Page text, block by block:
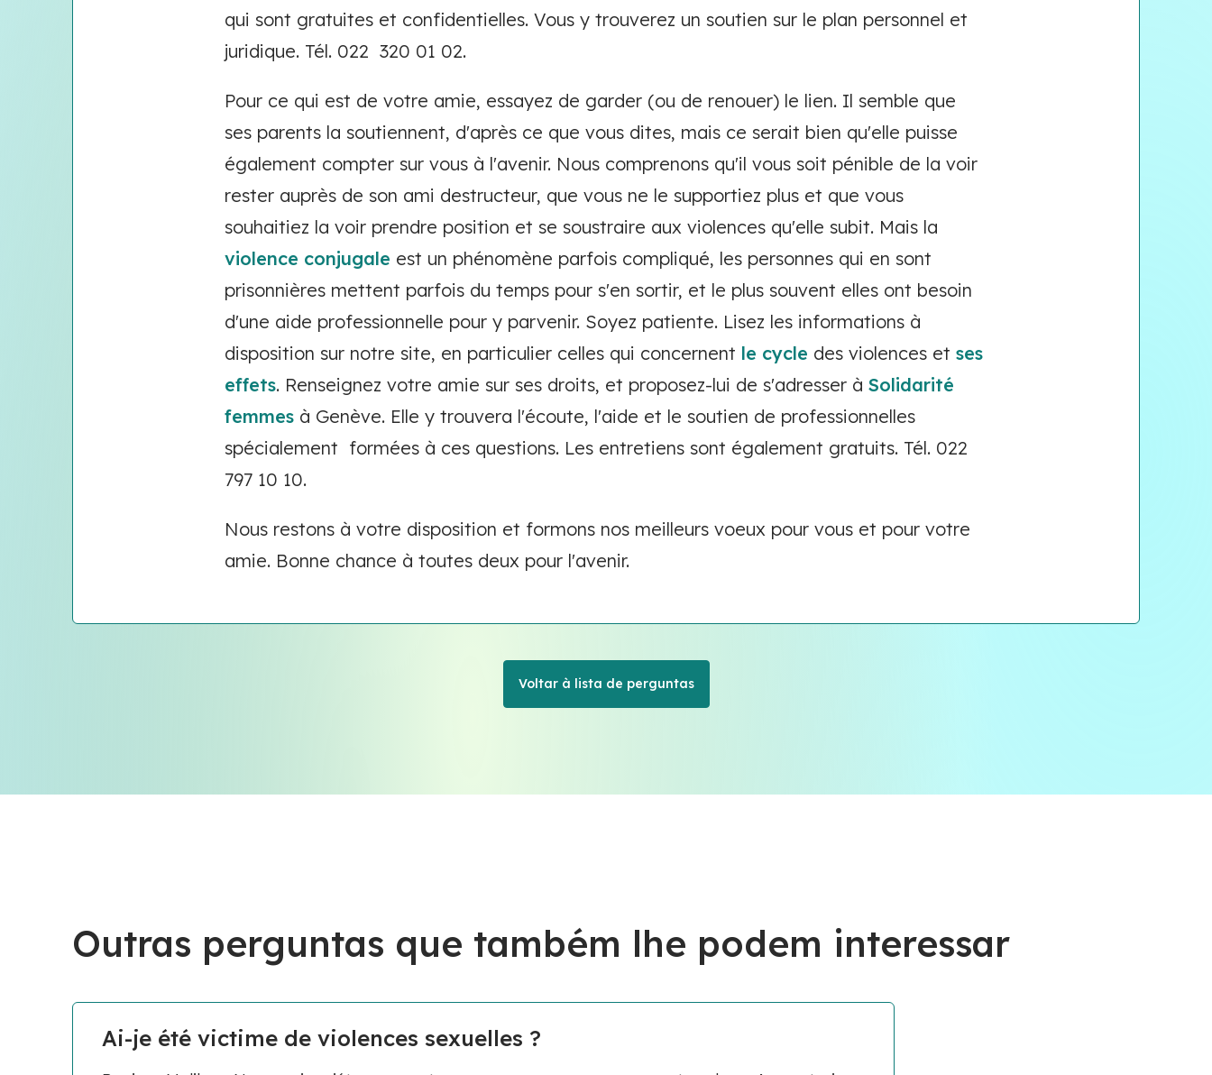
qui sont gratuites et confidentielles. Vous y trouverez un soutien sur le plan personnel et
juridique. Tél. 022 320 01 02.
Pour ce qui est de votre amie, essayez de garder (ou de renouer) le lien. Il semble que
ses parents la soutiennent, d'après ce que vous dites, mais ce serait bien qu'elle puisse
également compter sur vous à l'avenir. Nous comprenons qu'il vous soit pénible de la voir
rester auprès de son ami destructeur, que vous ne le supportiez plus et que vous
souhaitiez la voir prendre position et se soustraire aux violences qu'elle subit. Mais la
violence conjugale est un phénomène parfois compliqué, les personnes qui en sont
prisonnières mettent parfois du temps pour s'en sortir, et le plus souvent elles ont besoin
d'une aide professionnelle pour y parvenir. Soyez patiente. Lisez les informations à
disposition sur notre site, en particulier celles qui concernent le cycle des violences et ses
effets. Renseignez votre amie sur ses droits, et proposez-lui de s'adresser à Solidarité
femmes à Genève. Elle y trouvera l'écoute, l'aide et le soutien de professionnelles
spécialement formées à ces questions. Les entretiens sont également gratuits. Tél. 022
797 10 10.
Nous restons à votre disposition et formons nos meilleurs voeux pour vous et pour votre
amie. Bonne chance à toutes deux pour l'avenir.
Voltar à lista de perguntas
Outras perguntas que também lhe podem interessar
Ai-je été victime de violences sexuelles ?